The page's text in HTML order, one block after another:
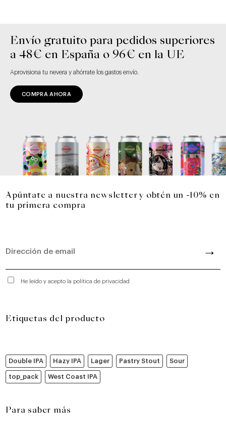
Envío gratuito para pedidos superiores
a 48€ en España o 96€ en la UE
Aprovisiona tu nevera y ahórrate los gastos envío.
COMPRA AHORA
Apúntate a nuestra newsletter y obtén un -10% en
tu primera compra
He leído y acepto la política de privacidad
Etiquetas del producto
Double IPA Hazy IPA Lager Pastry Stout Sour
top_pack West Coast IPA
Para saber más